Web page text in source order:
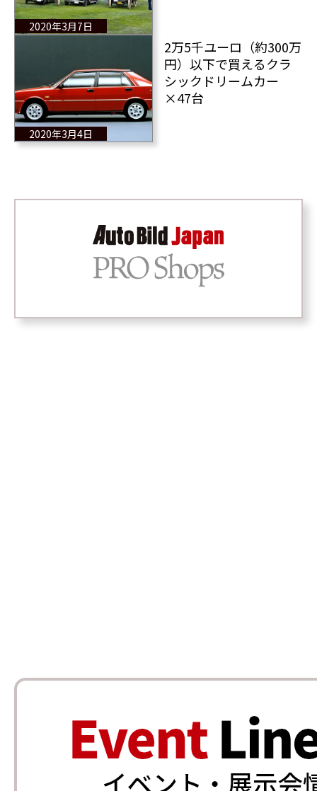
2020年3月7日
本の名車も出てくるよ
ー！
2020年3月4日
2万5千ユーロ（約300万
円）以下で買えるクラ
シックドリームカー
×47台